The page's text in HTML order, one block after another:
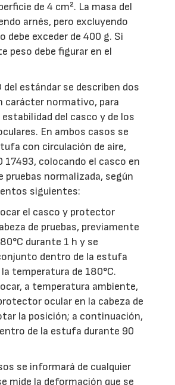
de 4 cm². La masa del
arnés, pero excluyendo
debe exceder de 400 g. Si
peso debe figurar en el
del estándar se describen dos
carácter normativo, para
del casco y de los
En ambos casos se
con circulación de aire,
17493, colocando el casco en
pruebas normalizada, según
siguientes:
el casco y protector
de pruebas, previamente
durante 1 h y se
dentro de la estufa
temperatura de 180°C.
a temperatura ambiente,
ocular en la cabeza de
la posición; a continuación,
de la estufa durante 90
se informará de cualquier
mide la deformación que se